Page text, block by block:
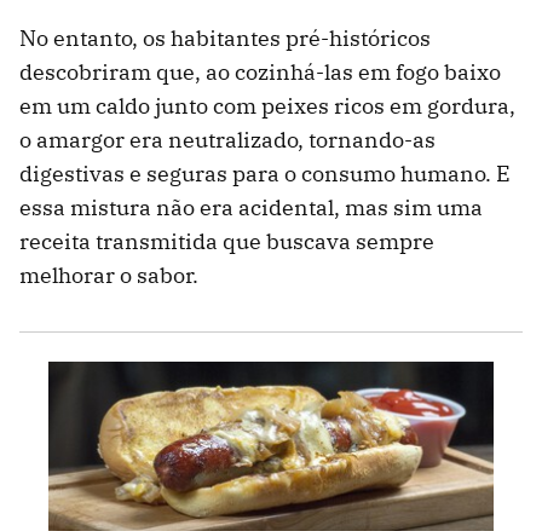
No entanto, os habitantes pré-históricos
descobriram que, ao cozinhá-las em fogo baixo
em um caldo junto com peixes ricos em gordura,
o amargor era neutralizado, tornando-as
digestivas e seguras para o consumo humano. E
essa mistura não era acidental, mas sim uma
receita transmitida que buscava sempre
melhorar o sabor.